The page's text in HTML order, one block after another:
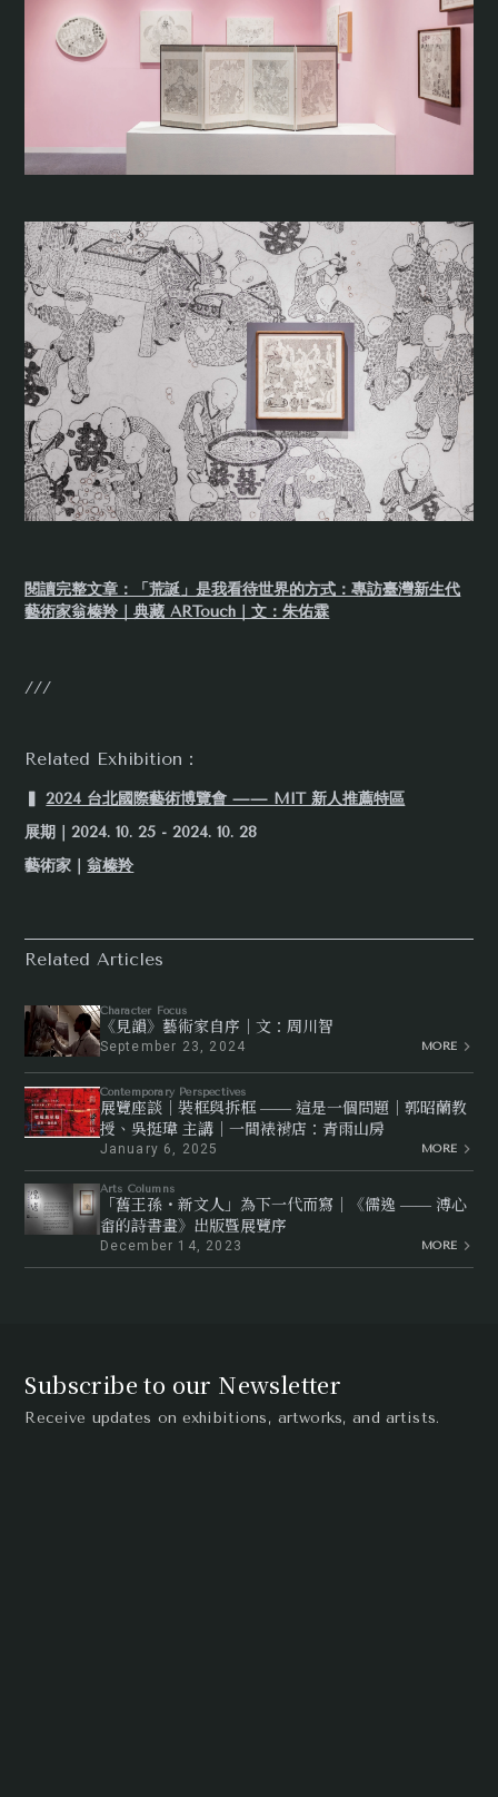
閱讀完整文章：「荒誕」是我看待世界的方式：專訪臺灣新生代
藝術家翁榛羚｜典藏 ARTouch｜文：朱佑霖
///
Related Exhibition：
▍2024 台北國際藝術博覽會 —— MIT 新人推薦特區
展期｜2024. 10. 25 - 2024. 10. 28
藝術家｜翁榛羚
Related Articles
Character Focus
《見韻》藝術家自序｜文：周川智
September 23, 2024 MORE
Contemporary Perspectives
展覽座談｜裝框與拆框 —— 這是一個問題｜郭昭蘭教
授、吳挺瑋 主講｜一間裱褙店：青雨山房
January 6, 2025 MORE
Arts Columns
「舊王孫・新文人」為下一代而寫｜《儒逸 —— 溥心
畬的詩書畫》出版暨展覽序
December 14, 2023 MORE
Subscribe to our Newsletter
Receive updates on exhibitions, artworks, and artists.